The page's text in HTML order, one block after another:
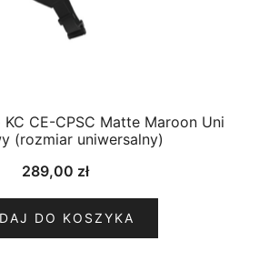
CE-CPSC Matte Maroon Uni
(rozmiar uniwersalny)
289,00 zł
DO KOSZYKA